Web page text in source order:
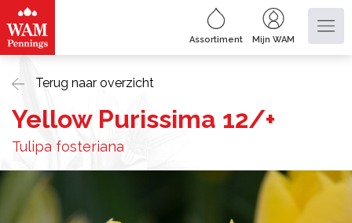
Assortiment Mijn WAM
Terug naar overzicht
Yellow Purissima 12/+
Tulipa fosteriana